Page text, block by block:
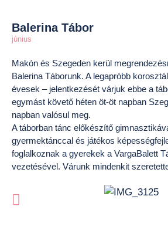
Balerina Tábor
június
Makón és Szegeden kerül
Balerina Táborunk. A legapróbb
évesek – jelentkezését várjuk ebbe a
egymást követő héten öt-öt napban
napban valósul meg.
A táborban tánc előkészítő
gyermektánccal és játékos
foglalkoznak a gyerekek a VargaBalett
vezetésével. Várunk mindenkit